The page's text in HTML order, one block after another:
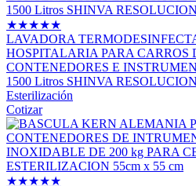
★★★★★
LAVADORA
HOSPITALARIA PARA CARROS
CONTENEDORES E
1500 Litros SHINVA
Esterilización
Cotizar
★★★★★